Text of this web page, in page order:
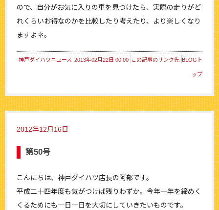
ので、自分がお気に入りの車を見つけたら、実際の走りがど
れくらいお得なのかを比較したり考えたり、より楽しくなり
ますよネ。
神戸ダイハツニュース 2013年02月22日 00:00 この記事のリンク先 BLOGト
ップ
2012年12月16日
第50号
こんにちは、神戸ダイハツ店長の阿部です。
平成二十四年度も気がつけば残りわずか。今年一年を締めく
くるためにも一日一日を大切にしていきたいものです。